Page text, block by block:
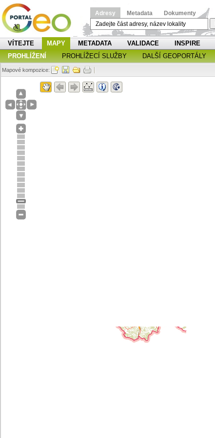
Adresy Metadata Dokumenty
VÍTEJTE MAPY METADATA VALIDACE INSPIRE
PROHLÍŽENÍ
PROHLÍŽECÍ SLUŽBY DALŠÍ GEOPORTÁLY
Mapové kompozice: